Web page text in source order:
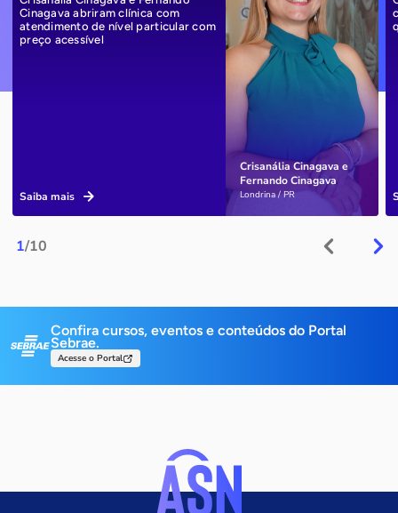
1/10
Crisanália Cinagava e
Fernando Cinagava
Londrina / PR
Cinagava abriram clínica com
atendimento de nível particular com
preço acessível
Saiba mais
Confira cursos, eventos e conteúdos do Portal
Sebrae.
Acesse o Portal